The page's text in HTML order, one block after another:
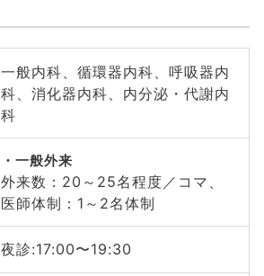
一般内科、循環器内科、呼吸器内
科、消化器内科、内分泌・代謝内
科
一般外来
外来数：20～25名程度／コマ、
医師体制：1～2名体制
夜診:17:00〜19:30